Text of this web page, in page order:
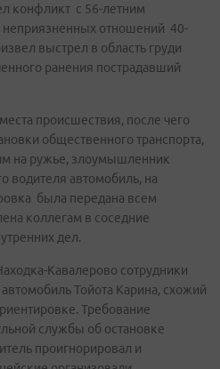
конфликт с 56-летним
отношений 40-
выстрел в область груди
ранения пострадавший
происшествия, после чего
общественного транспорта,
на ружье, злоумышленник
водителя автомобиль, на
была передана всем
коллегам в соседние
дел.
Кавалерово сотрудники
Тойота Карина, схожий
Требование
службы об остановке
проигнорировал и